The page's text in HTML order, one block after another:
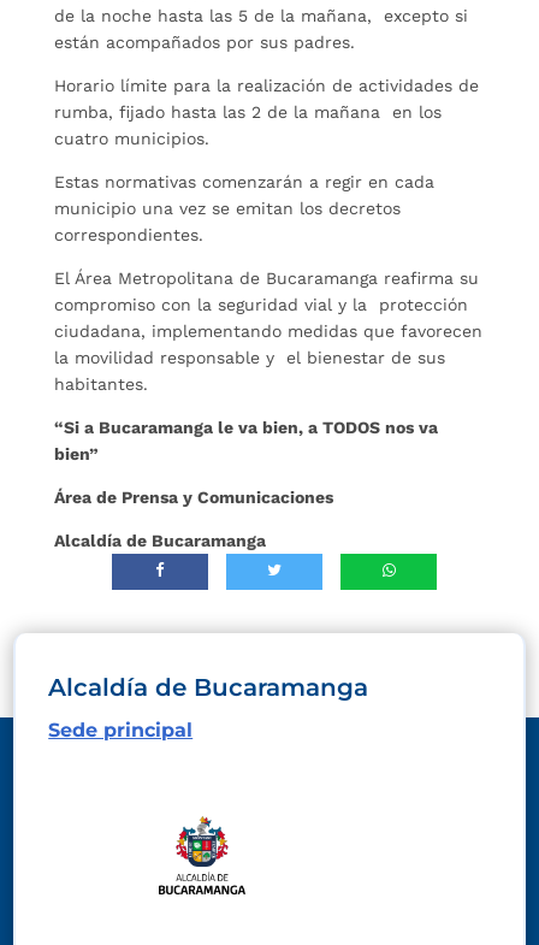
de la noche hasta las 5 de la mañana, excepto si
están acompañados por sus padres.
Horario límite para la realización de actividades de
rumba, fijado hasta las 2 de la mañana en los
cuatro municipios.
Estas normativas comenzarán a regir en cada
municipio una vez se emitan los decretos
correspondientes.
El Área Metropolitana de Bucaramanga reafirma su
compromiso con la seguridad vial y la protección
ciudadana, implementando medidas que favorecen
la movilidad responsable y el bienestar de sus
habitantes.
“Si a Bucaramanga le va bien, a TODOS nos va
bien”
Área de Prensa y Comunicaciones
Alcaldía de Bucaramanga
Alcaldía de Bucaramanga
Sede principal